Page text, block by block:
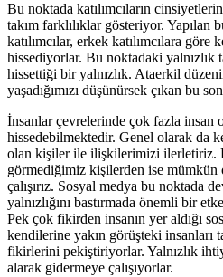
Bu noktada katılımcıların
takım farklılıklar gösteriyor. Yapılan
katılımcılar, erkek katılımcılara göre
hissediyorlar. Bu noktadaki
hissettiği bir yalnızlık. Ataerkil
yaşadığımızı düşünürsek çıkan bu
İnsanlar çevrelerinde çok fazla insan
hissedebilmektedir. Genel olarak da
olan kişiler ile ilişkilerimizi ilerletiriz.
görmediğimiz kişilerden ise mümkün
çalışırız. Sosyal medya bu noktada
yalnızlığını bastırmada önemli bir
Pek çok fikirden insanın yer aldığı
kendilerine yakın görüşteki insanları
fikirlerini pekiştiriyorlar. Yalnızlık
alarak gidermeye çalışıyorlar.